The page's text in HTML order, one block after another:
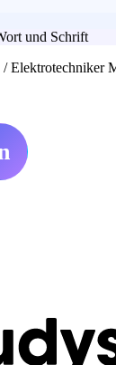
und Schrift
Elektrotechniker